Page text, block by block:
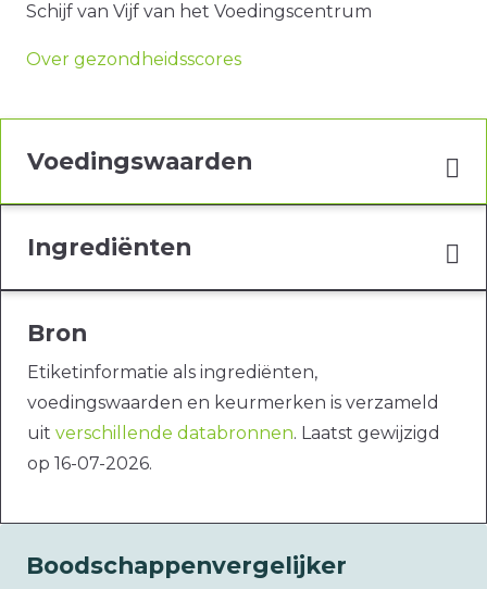
Schijf van Vijf van het Voedingscentrum
Over gezondheidsscores
Voedingswaarden
Ingrediënten
Bron
Etiketinformatie als ingrediënten,
voedingswaarden en keurmerken is verzameld
uit verschillende databronnen. Laatst gewijzigd
op 16-07-2026.
Boodschappenvergelijker